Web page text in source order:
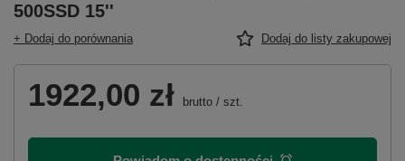
500SSD 15''
+ Dodaj do porównania Dodaj do listy zakupowej
1922,00 zł brutto / szt.